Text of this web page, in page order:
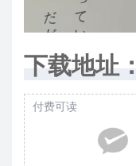
下载地址：
付费可读